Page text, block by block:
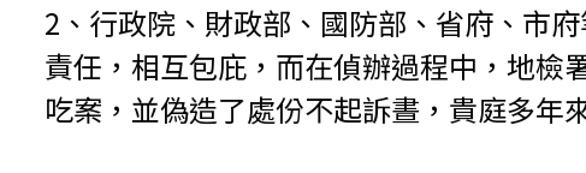
2、行政院、財政部、國防部、省府、市
責任，相互包庇，而在偵辦過程中，地檢
吃案，並偽造了處份不起訴晝，貴庭多年